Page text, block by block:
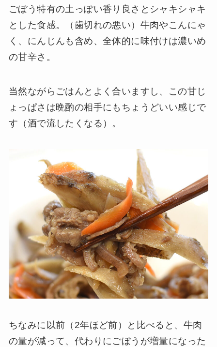
ごぼう特有の土っぽい香り良さとシャキシャキ
とした食感。（歯切れの悪い）牛肉やこんにゃ
く、にんじんも含め、全体的に味付けは濃いめ
の甘辛さ。
当然ながらごはんとよく合いますし、この甘じ
ょっぱさは晩酌の相手にもちょうどいい感じで
す（酒で流したくなる）。
ちなみに以前（2年ほど前）と比べると、牛肉
の量が減って、代わりにごぼうが増量になった